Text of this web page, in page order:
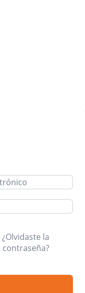
¿Olvidaste la
contraseña?